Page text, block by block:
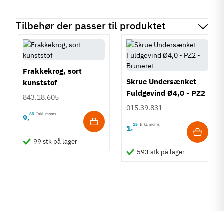
Tilbehør der passer til produktet
Frakkekrog, sort
kunststof
843.18.605
9,85 Inkl. moms
99 stk på lager
Skrue Undersænket
Fuldgevind Ø4,0 - PZ2
- Bruneret
015.39.831
1,15 Inkl. moms
593 stk på lager